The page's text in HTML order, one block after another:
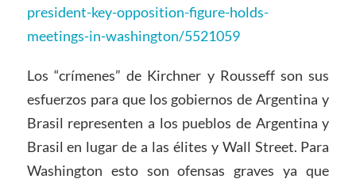
president-key-opposition-figure-holds-
meetings-in-washington/5521059
Los “crímenes” de Kirchner y Rousseff son sus
esfuerzos para que los gobiernos de Argentina y
Brasil representen a los pueblos de Argentina y
Brasil en lugar de a las élites y Wall Street. Para
Washington esto son ofensas graves ya que